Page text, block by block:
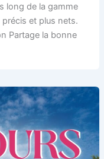
long de la gamme
et plus nets.
Partage la bonne